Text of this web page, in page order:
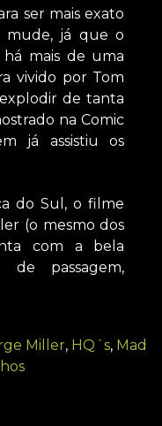
ser mais exato
mude, já que o
mais de uma
vivido por Tom
de tanta
na Comic
já assistiu os
do Sul, o filme
(o mesmo dos
com a bela
de passagem,
Miller, HQ´s, Mad